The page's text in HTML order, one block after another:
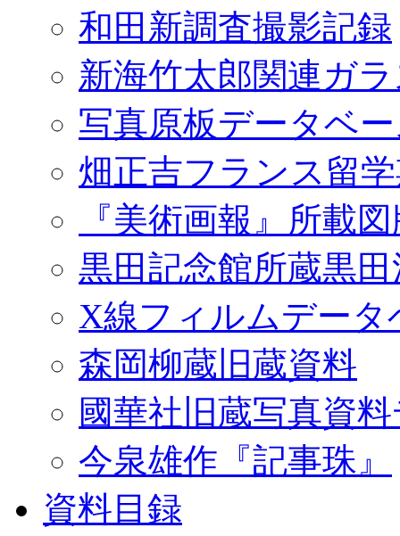
和田新調査撮影記録
新海竹太郎関連ガ
写真原板データベ
畑正吉フランス留
『美術画報』所載
黒田記念館所蔵黒
X線フィルムデータ
森岡柳蔵旧蔵資料
國華社旧蔵写真資
今泉雄作『記事珠』
資料目録